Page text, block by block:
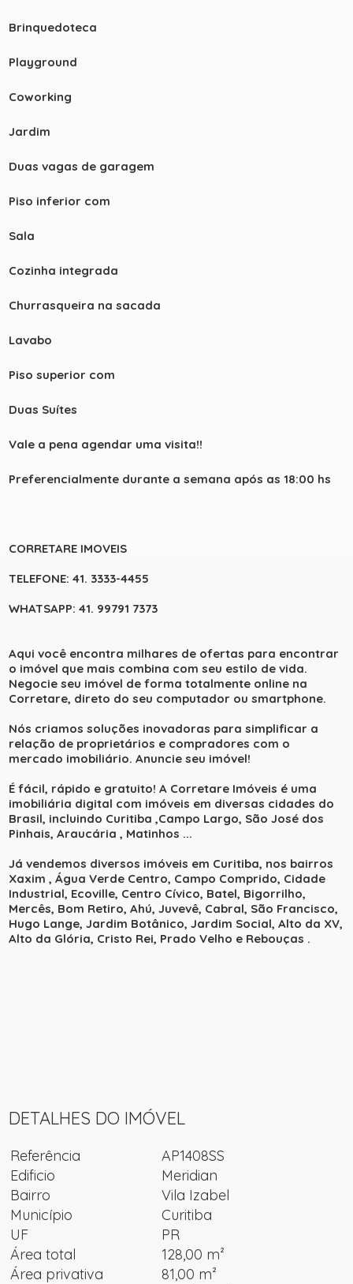
Brinquedoteca
Playground
Coworking
Jardim
Duas vagas de garagem
Piso inferior com
Sala
Cozinha integrada
Churrasqueira na sacada
Lavabo
Piso superior com
Duas Suítes
Vale a pena agendar uma visita!!
Preferencialmente durante a semana após as 18:00 hs
CORRETARE IMOVEIS
TELEFONE: 41. 3333-4455
WHATSAPP: 41. 99791 7373
Aqui você encontra milhares de ofertas para encontrar
o imóvel que mais combina com seu estilo de vida.
Negocie seu imóvel de forma totalmente online na
Corretare, direto do seu computador ou smartphone.
Nós criamos soluções inovadoras para simplificar a
relação de proprietários e compradores com o
mercado imobiliário. Anuncie seu imóvel!
É fácil, rápido e gratuito! A Corretare Imóveis é uma
imobiliária digital com imóveis em diversas cidades do
Brasil, incluindo Curitiba ,Campo Largo, São José dos
Pinhais, Araucária , Matinhos ...
Já vendemos diversos imóveis em Curitiba, nos bairros
Xaxim , Água Verde Centro, Campo Comprido, Cidade
Industrial, Ecoville, Centro Cívico, Batel, Bigorrilho,
Mercês, Bom Retiro, Ahú, Juvevê, Cabral, São Francisco,
Hugo Lange, Jardim Botânico, Jardim Social, Alto da XV,
Alto da Glória, Cristo Rei, Prado Velho e Rebouças .
DETALHES DO IMÓVEL
Referência
AP1408SS
Edificio
Meridian
Bairro
Vila Izabel
Município
Curitiba
UF
PR
Área total
128,00 m²
Área privativa
81,00 m²